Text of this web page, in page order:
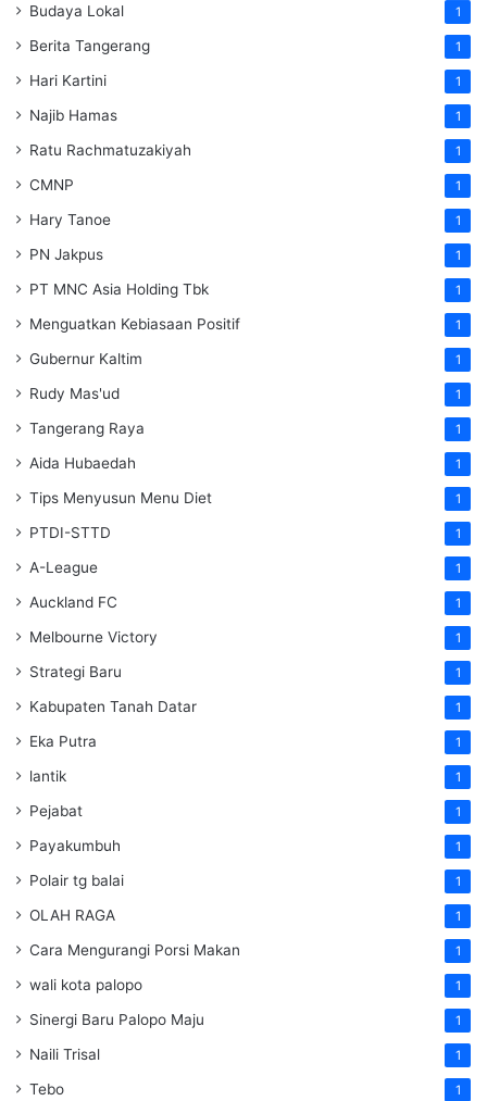
Budaya Lokal 1
Berita Tangerang 1
Hari Kartini 1
Najib Hamas 1
Ratu Rachmatuzakiyah 1
CMNP 1
Hary Tanoe 1
PN Jakpus 1
PT MNC Asia Holding Tbk 1
Menguatkan Kebiasaan Positif 1
Gubernur Kaltim 1
Rudy Mas'ud 1
Tangerang Raya 1
Aida Hubaedah 1
Tips Menyusun Menu Diet 1
PTDI-STTD 1
A-League 1
Auckland FC 1
Melbourne Victory 1
Strategi Baru 1
Kabupaten Tanah Datar 1
Eka Putra 1
lantik 1
Pejabat 1
Payakumbuh 1
Polair tg balai 1
OLAH RAGA 1
Cara Mengurangi Porsi Makan 1
wali kota palopo 1
Sinergi Baru Palopo Maju 1
Naili Trisal 1
Tebo 1